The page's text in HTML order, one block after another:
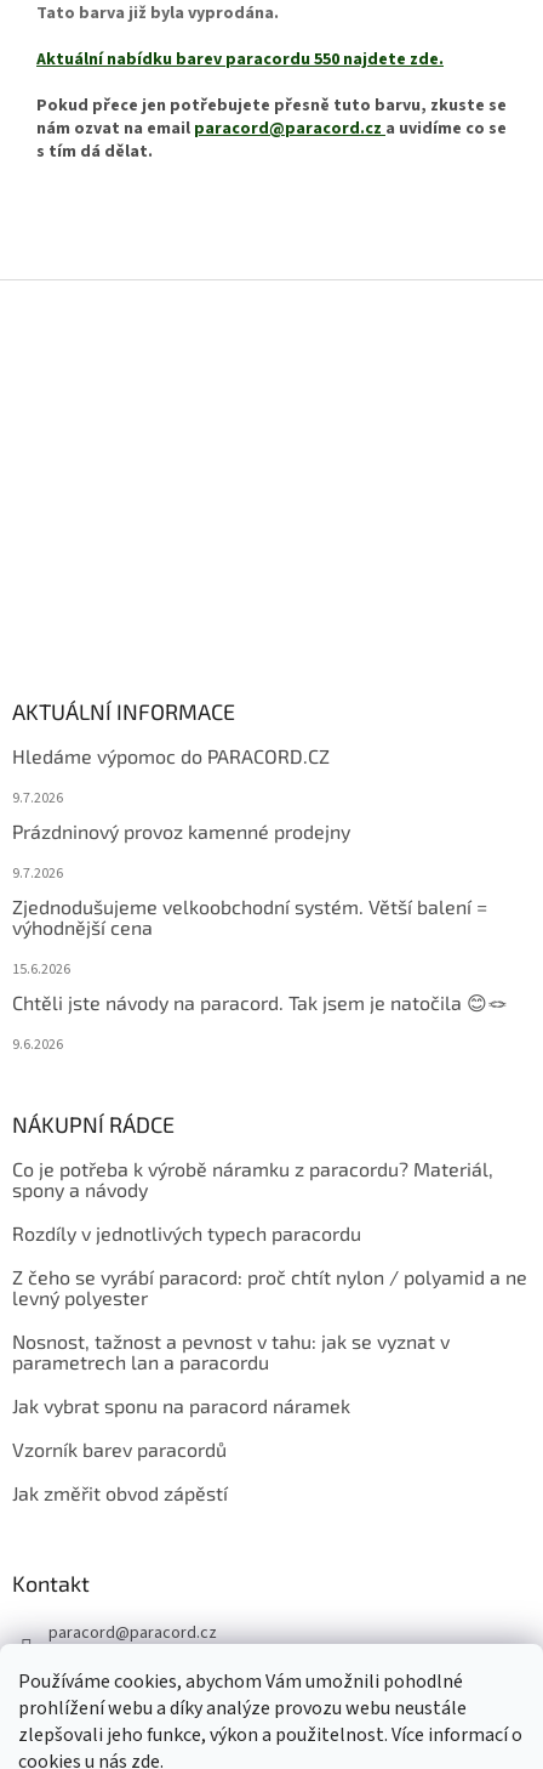
Používáme cookies, abychom Vám umožnili pohodlné
prohlížení webu a díky analýze provozu webu neustále
zlepšovali jeho funkce, výkon a použitelnost. Více informací o
cookies u nás zde.
Tato barva již byla vyprodána.
Aktuální nabídku barev paracordu 550 najdete zde.
Pokud přece jen potřebujete přesně tuto barvu, zkuste se
nám ozvat na email paracord@paracord.cza uvidíme co se
s tím dá dělat.
AKTUÁLNÍ INFORMACE
Hledáme výpomoc do PARACORD.CZ
9.7.2026
Prázdninový provoz kamenné prodejny
9.7.2026
Zjednodušujeme velkoobchodní systém. Větší balení =
výhodnější cena
15.6.2026
Chtěli jste návody na paracord. Tak jsem je natočila 😊🪢
9.6.2026
NÁKUPNÍ RÁDCE
Co je potřeba k výrobě náramku z paracordu? Materiál,
spony a návody
Rozdíly v jednotlivých typech paracordu
Z čeho se vyrábí paracord: proč chtít nylon / polyamid a ne
levný polyester
Nosnost, tažnost a pevnost v tahu: jak se vyznat v
parametrech lan a paracordu
Jak vybrat sponu na paracord náramek
Vzorník barev paracordů
Jak změřit obvod zápěstí
Kontakt
paracord@paracord.cz
+420 603 230 467
Sledujte nás také na facebooku
paracord.cz